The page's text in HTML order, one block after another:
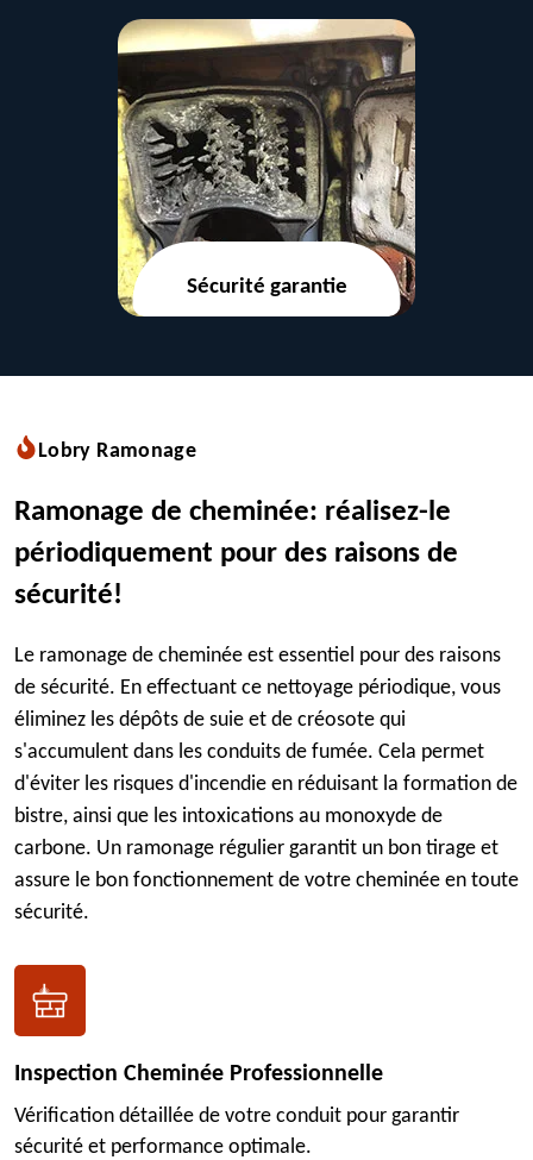
Sécurité garantie
Lobry Ramonage
Ramonage de cheminée: réalisez-le
périodiquement pour des raisons de
sécurité!
Le ramonage de cheminée est essentiel pour des raisons
de sécurité. En effectuant ce nettoyage périodique, vous
éliminez les dépôts de suie et de créosote qui
s'accumulent dans les conduits de fumée. Cela permet
d'éviter les risques d'incendie en réduisant la formation de
bistre, ainsi que les intoxications au monoxyde de
carbone. Un ramonage régulier garantit un bon tirage et
assure le bon fonctionnement de votre cheminée en toute
sécurité.
Inspection Cheminée Professionnelle
Vérification détaillée de votre conduit pour garantir
sécurité et performance optimale.